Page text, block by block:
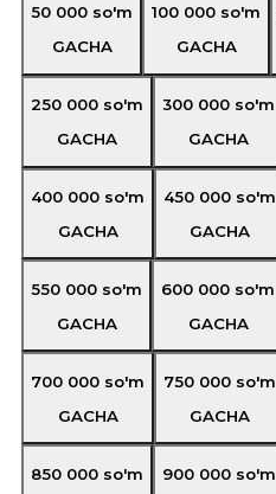
50 000 so'm
GACHA
100 000 so'm
GACHA
250 000 so'm
GACHA
300 000 so'm
GACHA
400 000 so'm
GACHA
450 000 so'm
GACHA
550 000 so'm
GACHA
600 000 so'm
GACHA
700 000 so'm
GACHA
750 000 so'm
GACHA
850 000 so'm
900 000 so'm